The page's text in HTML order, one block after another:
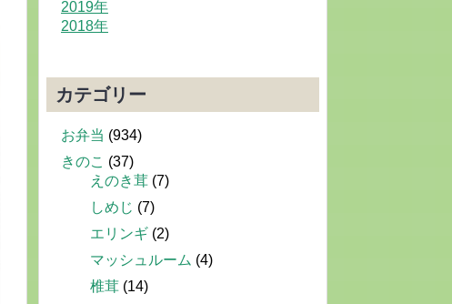
2019年
2018年
カテゴリー
お弁当 (934)
きのこ (37)
えのき茸 (7)
しめじ (7)
エリンギ (2)
マッシュルーム (4)
椎茸 (14)